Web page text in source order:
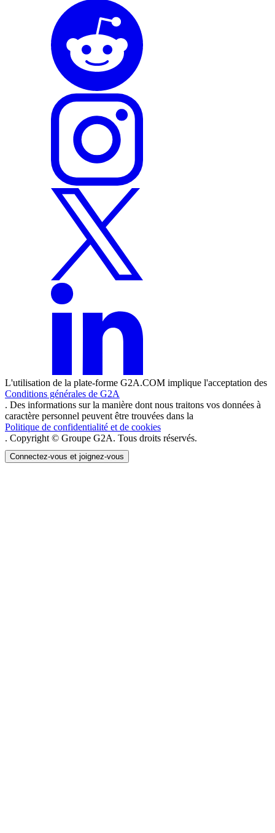
L'utilisation de la plate-forme G2A.COM implique l'acceptation des
Conditions générales de G2A
. Des informations sur la manière dont nous traitons vos données à
caractère personnel peuvent être trouvées dans la
Politique de confidentialité et de cookies
. Copyright © Groupe G2A. Tous droits réservés.
Connectez-vous et joignez-vous